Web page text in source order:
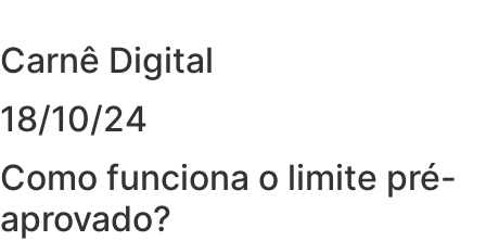
Carnê Digital
18/10/24
Como funciona o limite pré-
aprovado?